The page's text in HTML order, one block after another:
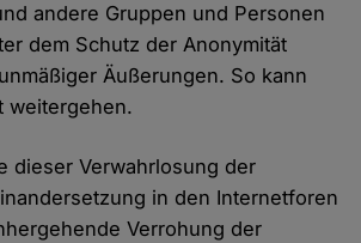
andere Gruppen und Personen
dem Schutz der Anonymität
Äußerungen. So kann
weitergehen.
dieser Verwahrlosung der
in den Internetforen
Verrohung der